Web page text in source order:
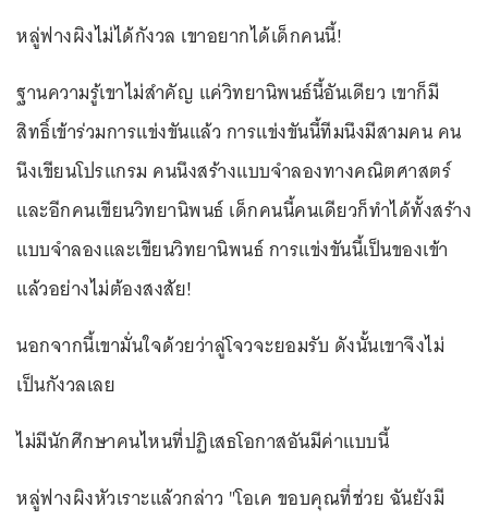
หลู่ฟางผิงไม่ได้กังวล เขาอยากได้เด็กคนนี้!
ฐานความรู้เขาไม่สำคัญ แค่วิทยานิพนธ์นี้อันเดียว เขาก็มี
สิทธิ์เข้าร่วมการแข่งขันแล้ว การแข่งขันนี้ทีมนึงมีสามคน คน
นึงเขียนโปรแกรม คนนึงสร้างแบบจำลองทางคณิตศาสตร์
และอีกคนเขียนวิทยานิพนธ์ เด็กคนนี้คนเดียวก็ทำได้ทั้งสร้าง
แบบจำลองและเขียนวิทยานิพนธ์ การแข่งขันนี้เป็นของเข้า
แล้วอย่างไม่ต้องสงสัย!
นอกจากนี้เขามั่นใจด้วยว่าลู่โจวจะยอมรับ ดังนั้นเขาจึงไม่
เป็นกังวลเลย
ไม่มีนักศึกษาคนไหนที่ปฏิเสธโอกาสอันมีค่าแบบนี้
หลู่ฟางผิงหัวเราะแล้วกล่าว "โอเค ขอบคุณที่ช่วย ฉันยังมี